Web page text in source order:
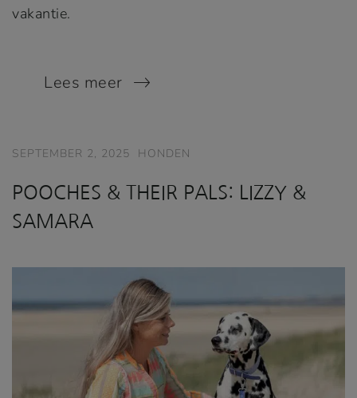
vakantie.
Lees meer
SEPTEMBER 2, 2025 HONDEN
POOCHES & THEIR PALS: LIZZY &
SAMARA